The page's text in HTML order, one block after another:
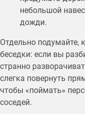
небольшой
дожди.
Отдельно подумайте,
беседки: если вы
странно
слегка повернуть
чтобы «поймать»
соседей.